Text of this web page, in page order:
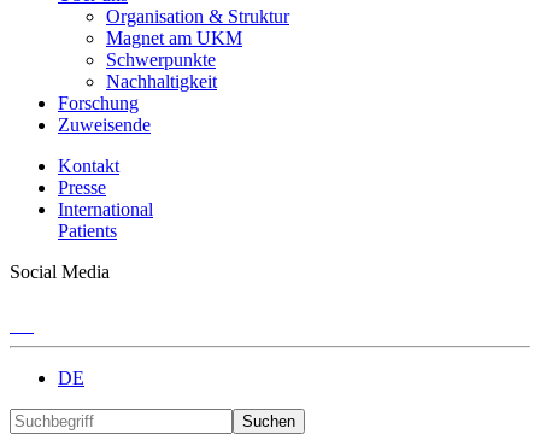
Organisation & Struktur
Magnet am UKM
Schwerpunkte
Nachhaltigkeit
Forschung
Zuweisende
Kontakt
Presse
International
Patients
Social Media
DE
Suchen